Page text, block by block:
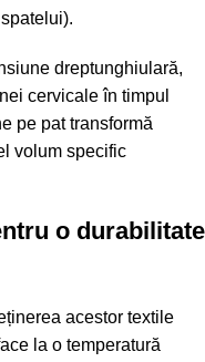
dreptunghiulară,
cervicale în timpul
pe pat transformă
volum specific
o durabilitate
acestor textile
la o temperatură